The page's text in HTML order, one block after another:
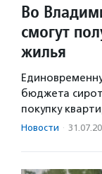
Во
смогут
жилья
бюджета
покупку
Новости ·